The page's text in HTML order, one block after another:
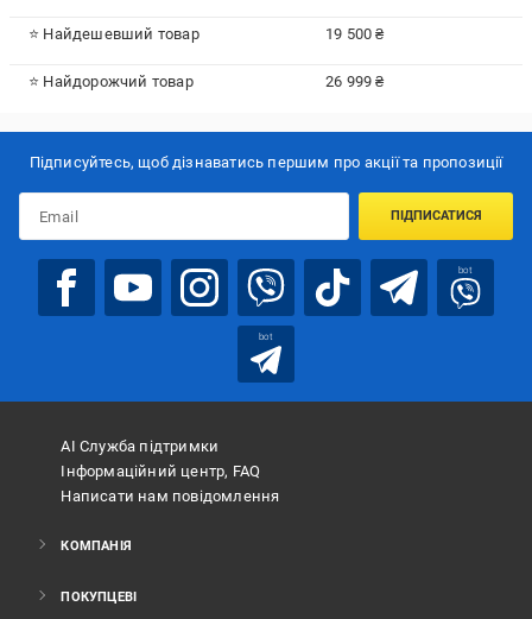
⭐ Найдешевший товар 19 500 ₴
⭐ Найдорожчий товар 26 999 ₴
Підписуйтесь, щоб дізнаватись першим про акції та пропозиції
ПІДПИСАТИСЯ
bot
bot
АІ Служба підтримки
Інформаційний центр, FAQ
Написати нам повідомлення
КОМПАНІЯ
ПОКУПЦЕВІ